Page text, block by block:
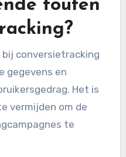
of HubSpot,
te zorgen dat alle
worden
andere door het
of het gebruik van
je privacyregels
klantgegevens.